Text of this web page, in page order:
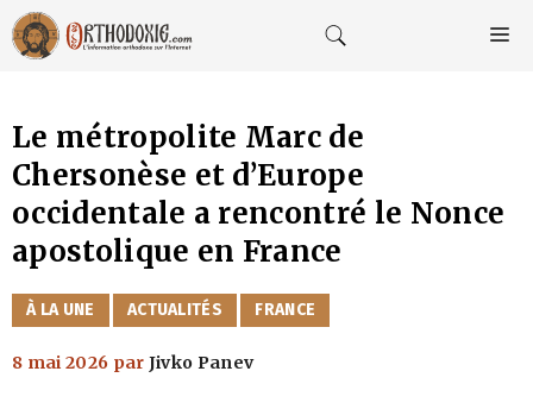
Aller
au
contenu
Le métropolite Marc de
Chersonèse et d’Europe
occidentale a rencontré le Nonce
apostolique en France
CATÉGORIES
À LA UNE ACTUALITÉS FRANCE
8 mai 2026 par Jivko Panev